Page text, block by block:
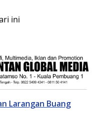
ini
Larangan Buang